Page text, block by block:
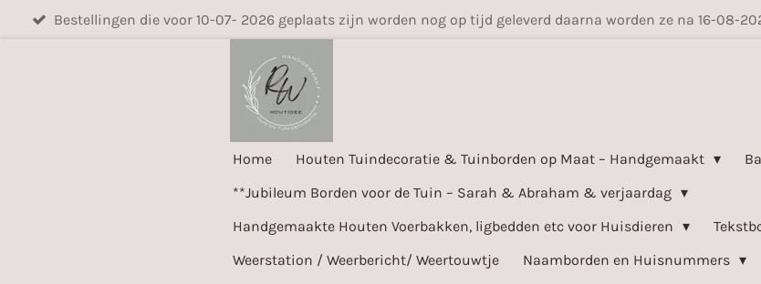
Bestellingen die voor 10-07- 2026 geplaats zijn worden nog op tijd geleverd daarna worden ze na 16-08-
Home Houten Tuindecoratie & Tuinborden op Maat – Handgemaakt
**Jubileum Borden voor de Tuin – Sarah & Abraham & verjaardag
Handgemaakte Houten Voerbakken, ligbedden etc voor Huisdieren
Weerstation / Weerbericht/ Weertouwtje
Naamborden en Huisnummers